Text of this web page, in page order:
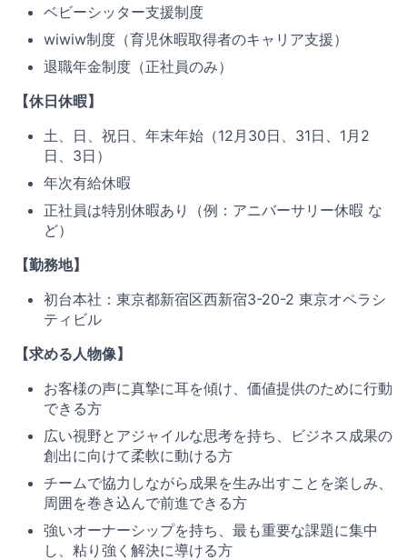
ベビーシッター支援制度
wiwiw制度（育児休暇取得者のキャリア支援）
退職年金制度（正社員のみ）
【休日休暇】
土、日、祝日、年末年始（12月30日、31日、1月2
日、3日）
年次有給休暇
正社員は特別休暇あり（例：アニバーサリー休暇 な
ど）
【勤務地】
初台本社：東京都新宿区西新宿3-20-2 東京オペラシ
ティビル
【求める人物像】
お客様の声に真摯に耳を傾け、価値提供のために行動
できる方
広い視野とアジャイルな思考を持ち、ビジネス成果の
創出に向けて柔軟に動ける方
チームで協力しながら成果を生み出すことを楽しみ、
周囲を巻き込んで前進できる方
強いオーナーシップを持ち、最も重要な課題に集中
し、粘り強く解決に導ける方